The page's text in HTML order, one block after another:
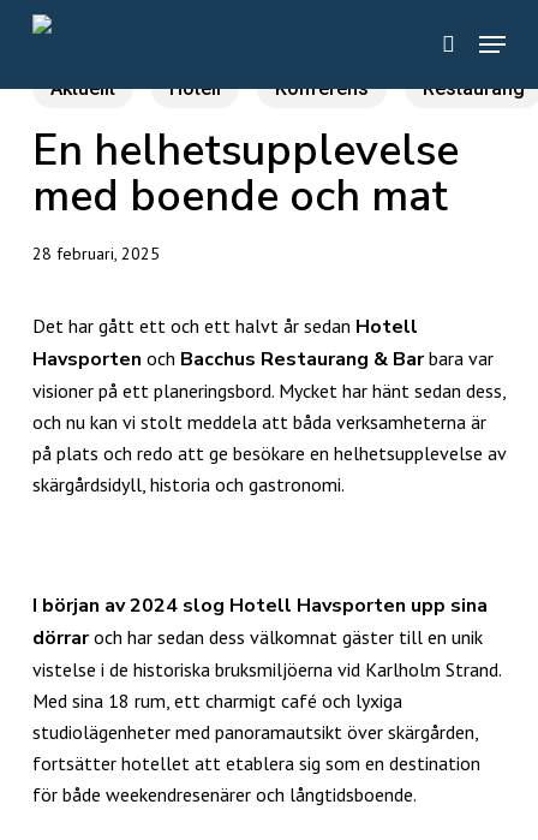
search
Menu
Aktuellt Hotell Konferens Restaurang
En helhetsupplevelse
med boende och mat
28 februari, 2025
Det har gått ett och ett halvt år sedan Hotell
Havsporten och Bacchus Restaurang & Barbara var
visioner på ett planeringsbord. Mycket har hänt sedan dess,
och nu kan vi stolt meddela att båda verksamheterna är
på plats och redo att ge besökare en helhetsupplevelse av
skärgårdsidyll, historia och gastronomi.
I början av 2024 slog Hotell Havsporten upp sina
dörraroch har sedan dess välkomnat gäster till en unik
vistelse i de historiska bruksmiljöerna vid Karlholm Strand.
Med sina 18 rum, ett charmigt café och lyxiga
studiolägenheter med panoramautsikt över skärgården,
fortsätter hotellet att etablera sig som en destination
för både weekendresenärer och långtidsboende.